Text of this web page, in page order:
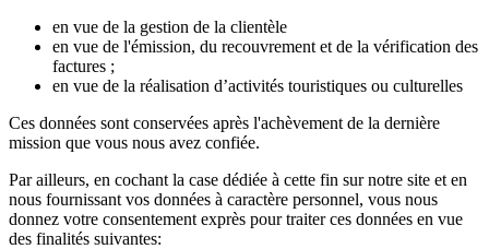
en vue de la gestion de la clientèle
en vue de l'émission, du recouvrement et de la vérification des
factures ;
en vue de la réalisation d’activités touristiques ou culturelles
Ces données sont conservées après l'achèvement de la dernière
mission que vous nous avez confiée.
Par ailleurs, en cochant la case dédiée à cette fin sur notre site et en
nous fournissant vos données à caractère personnel, vous nous
donnez votre consentement exprès pour traiter ces données en vue
des finalités suivantes: